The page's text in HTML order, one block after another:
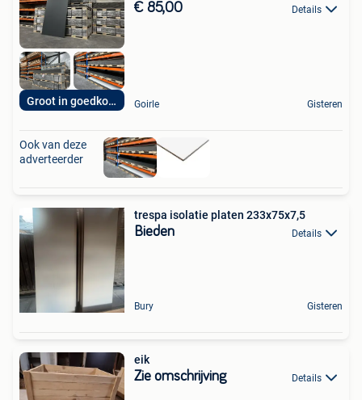
Groot in goedkoop
€ 85,00 Details
Goirle Gisteren
Ook van deze
adverteerder
trespa isolatie platen 233x75x7,5
Bieden Details
Bury Gisteren
eik
Zie omschrijving Details